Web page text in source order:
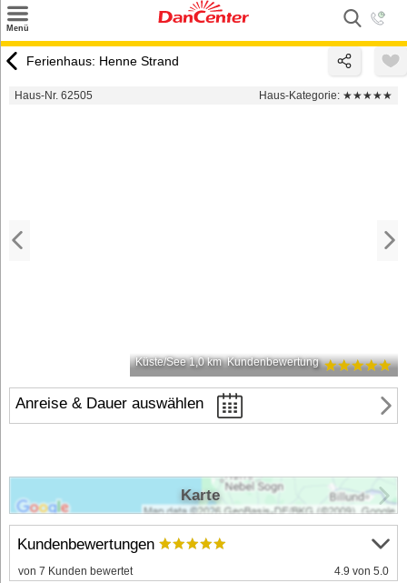
Menü
Urlaubsziele
Ferienhaus: Henne Strand
Haus-Nr. 62505 Haus-Kategorie: ★★★★★
Küste/See 1,0 km Kundenbewertung
Anreise & Dauer auswählen
Kundenbewertungen
von 7 Kunden bewertet 4.9 von 5.0
Karte